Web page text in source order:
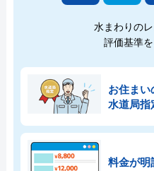
水まわりの
評価基準
お住まい
水道局指
料金が明